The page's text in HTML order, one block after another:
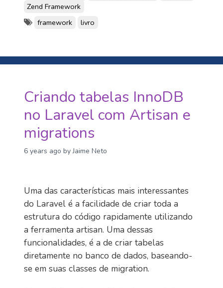
Zend Framework
framework
livro
Criando tabelas InnoDB
no Laravel com Artisan e
migrations
6 years ago by Jaime Neto
Uma das características mais interessantes
do Laravel é a facilidade de criar toda a
estrutura do código rapidamente utilizando
a ferramenta artisan. Uma dessas
funcionalidades, é a de criar tabelas
diretamente no banco de dados, baseando-
se em suas classes de migration.